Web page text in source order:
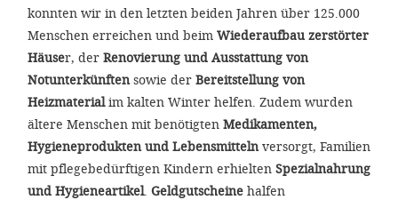
konnten wir in den letzten beiden Jahren über 125.000
Menschen erreichen und beim Wiederaufbau zerstörter
Häuser, der Renovierung und Ausstattung von
Notunterkünften sowie der Bereitstellung von
Heizmaterialim kalten Winter helfen. Zudem wurden
ältere Menschen mit benötigten Medikamenten,
Hygieneprodukten und Lebensmitteln versorgt, Familien
mit pflegebedürftigen Kindern erhielten Spezialnahrung
und Hygieneartikel. Geldgutscheine halfen